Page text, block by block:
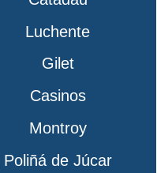
Luchente
Gilet
Casinos
Montroy
Poliñá de Júcar